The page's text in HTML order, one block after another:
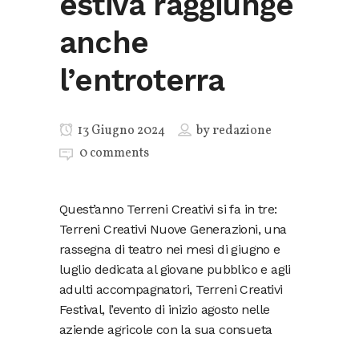
anche
l’entroterra
13 Giugno 2024 byredazione
0 comments
Quest’anno Terreni Creativi si fa in tre:
Terreni Creativi Nuove Generazioni, una
rassegna di teatro nei mesi di giugno e
luglio dedicata al giovane pubblico e agli
adulti accompagnatori, Terreni Creativi
Festival, l’evento di inizio agosto nelle
aziende agricole con la sua consueta